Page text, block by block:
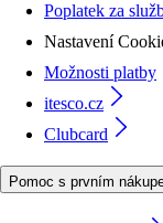
Poplatek za
Nastavení
Možnosti platby
itesco.cz
Clubcard
Pomoc s prvním